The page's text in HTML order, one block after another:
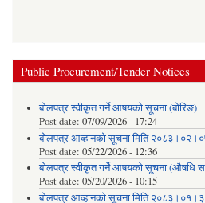
Public Procurement/Tender Notices
बोलपत्र स्वीकृत गर्ने आषयको सूचना (बोरिङ)
Post date: 07/09/2026 - 17:24
बोलपत्र आव्हानको सूचना मिति
Post date: 05/22/2026 - 12:36
बोलपत्र स्वीकृत गर्ने आषयको सूचना (औषधि
Post date: 05/20/2026 - 10:15
बोलपत्र आव्हानको सूचना मिति